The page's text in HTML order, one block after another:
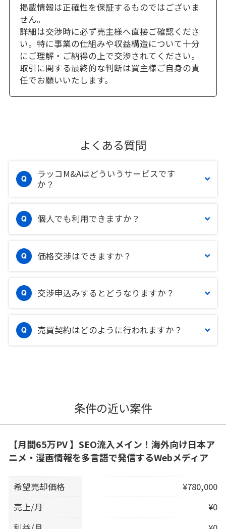
掲載情報は正確性を保証するものではございま
せん。
詳細は交渉時に必ず売主様へ直接ご確認くださ
い。特に事業の仕組みや収益構造について十分
にご理解・ご納得の上で交渉されてください。
取引に関する最終的な判断は買主様ご自身の責
任でお願いいたします。
よくある質問
ラッコM&Aはどういうサービスです
か？
個人でも利用できますか？
価格交渉はできますか？
交渉申込みするとどうなりますか？
売買契約はどのように行われますか？
条件の近い案件
【月間65万PV 】SEO流入メイン！海外向け日本ア
ニメ・漫画情報を多言語で発信するWebメディア
希望売却価格
¥780,000
売上/月
¥0